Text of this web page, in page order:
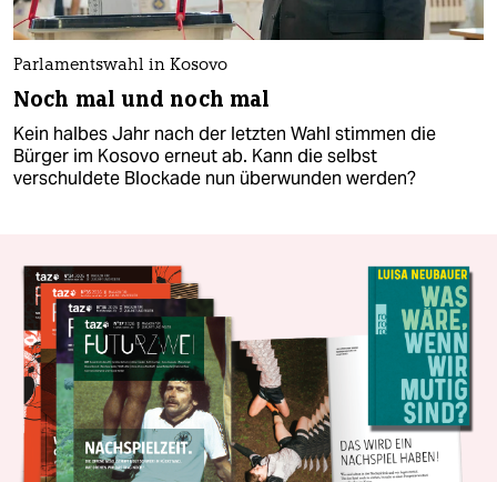
Parlamentswahl in Kosovo
Noch mal und noch mal
Kein halbes Jahr nach der letzten Wahl stimmen die
Bürger im Kosovo erneut ab. Kann die selbst
verschuldete Blockade nun überwunden werden?